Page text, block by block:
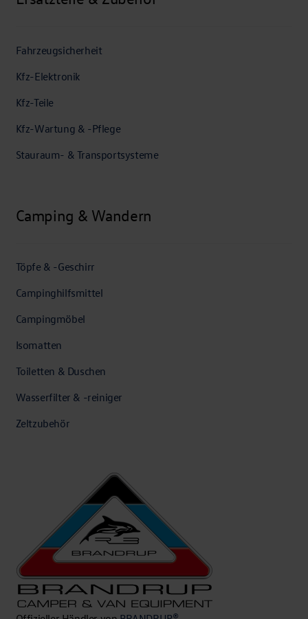
Fahrzeugsicherheit
Kfz-Elektronik
Kfz-Teile
Kfz-Wartung & -Pflege
Stauraum- & Transportsysteme
Camping & Wandern
Töpfe & -Geschirr
Campinghilfsmittel
Campingmöbel
Isomatten
Toiletten & Duschen
Wasserfilter & -reiniger
Zeltzubehör